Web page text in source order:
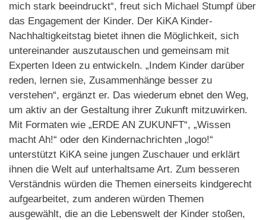
mich stark beeindruckt“, freut sich Michael Stumpf über
das Engagement der Kinder. Der KiKA Kinder-
Nachhaltigkeitstag bietet ihnen die Möglichkeit, sich
untereinander auszutauschen und gemeinsam mit
Experten Ideen zu entwickeln. „Indem Kinder darüber
reden, lernen sie, Zusammenhänge besser zu
verstehen“, ergänzt er. Das wiederum ebnet den Weg,
um aktiv an der Gestaltung ihrer Zukunft mitzuwirken.
Mit Formaten wie „ERDE AN ZUKUNFT“, „Wissen
macht Ah!“ oder den Kindernachrichten „logo!“
unterstützt KiKA seine jungen Zuschauer und erklärt
ihnen die Welt auf unterhaltsame Art. Zum besseren
Verständnis würden die Themen einerseits kindgerecht
aufgearbeitet, zum anderen würden Themen
ausgewählt, die an die Lebenswelt der Kinder stoßen,